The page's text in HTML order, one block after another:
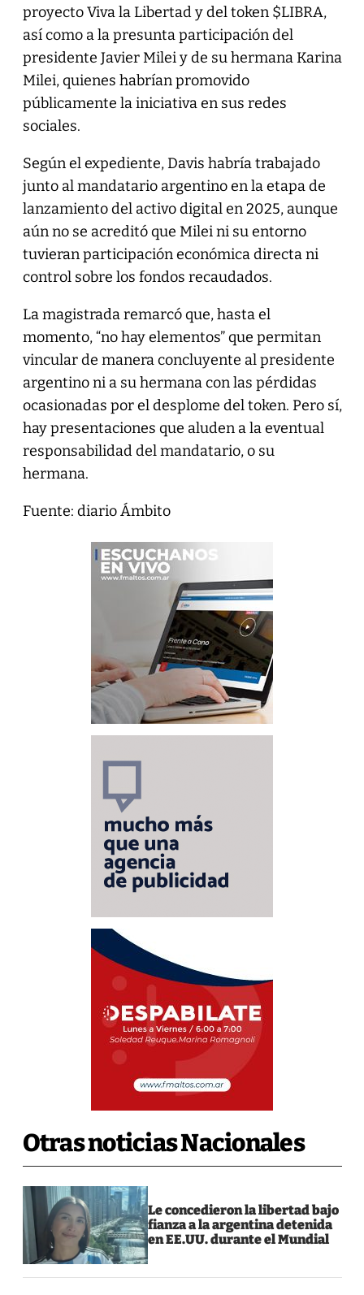
proyecto Viva la Libertad y del token $LIBRA,
así como a la presunta participación del
presidente Javier Milei y de su hermana Karina
Milei, quienes habrían promovido
públicamente la iniciativa en sus redes
sociales.
Según el expediente, Davis habría trabajado
junto al mandatario argentino en la etapa de
lanzamiento del activo digital en 2025, aunque
aún no se acreditó que Milei ni su entorno
tuvieran participación económica directa ni
control sobre los fondos recaudados.
La magistrada remarcó que, hasta el
momento, “no hay elementos” que permitan
vincular de manera concluyente al presidente
argentino ni a su hermana con las pérdidas
ocasionadas por el desplome del token. Pero sí,
hay presentaciones que aluden a la eventual
responsabilidad del mandatario, o su
hermana.
Fuente: diario Ámbito
Otras noticias Nacionales
Le concedieron la libertad bajo
fianza a la argentina detenida
en EE.UU. durante el Mundial